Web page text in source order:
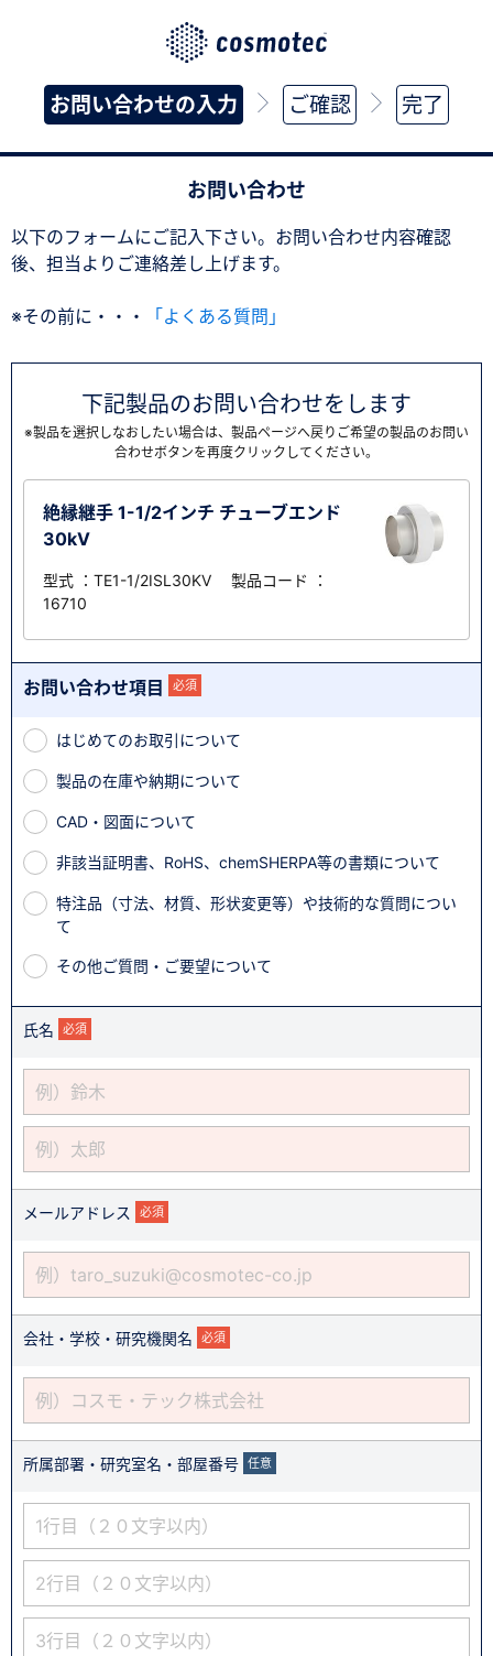
お問い合わせの入力 ご確認 完了
お問い合わせ
以下のフォームにご記入下さい。お問い合わせ内容確認
後、担当よりご連絡差し上げます。
※その前に・・・ 「よくある質問」
下記製品のお問い合わせをします
※製品を選択しなおしたい場合は、製品ページへ戻りご希望の製品のお問い
合わせボタンを再度クリックしてください。
絶縁継手 1-1/2インチ チューブエンド
30kV
型式 ：TE1-1/2ISL30KV 製品コード ：
16710
お問い合わせ項目 必須
はじめてのお取引について
製品の在庫や納期について
CAD・図面について
非該当証明書、RoHS、chemSHERPA等の書類について
特注品（寸法、材質、形状変更等）や技術的な質問につい
て
その他ご質問・ご要望について
氏名 必須
メールアドレス 必須
会社・学校・研究機関名 必須
所属部署・研究室名・部屋番号 任意